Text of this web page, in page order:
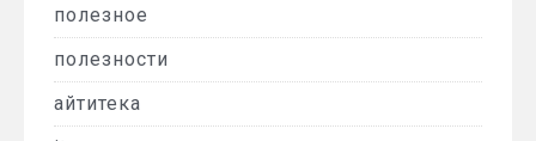
полезное
полезности
айтитека